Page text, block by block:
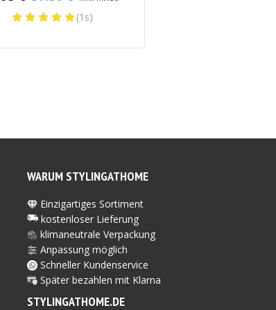
€
€.
(1s)
WARUM STYLINGATHOME
Einzigartiges Sortiment
kostenloser Lieferung
klimaneutrale Verpackung
Anpassung möglich
Schneller Kundenservice
Später bezahlen mit Klarna
STYLINGATHOME.DE